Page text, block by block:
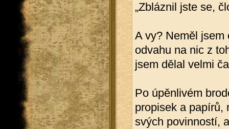
„Zbláznil jste se,
A vy? Neměl jsem
odvahu na nic z
jsem dělal velmi
Po úpěnlivém
propisek a papírů,
svých povinností,